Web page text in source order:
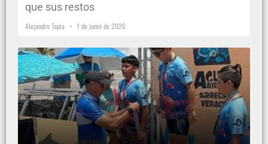
que sus restos
Alejandro Tapia 1 de junio de 2026